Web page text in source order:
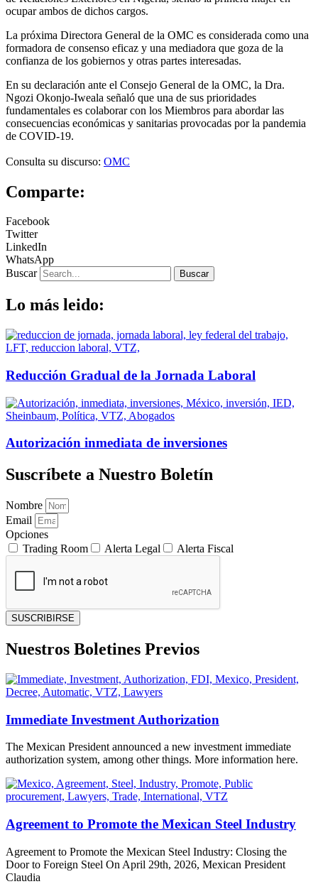
ocupar ambos de dichos cargos.
La próxima Directora General de la OMC es considerada como una
formadora de consenso eficaz y una mediadora que goza de la
confianza de los gobiernos y otras partes interesadas.
En su declaración ante el Consejo General de la OMC, la Dra.
Ngozi Okonjo-Iweala señaló que una de sus prioridades
fundamentales es colaborar con los Miembros para abordar las
consecuencias económicas y sanitarias provocadas por la pandemia
de COVID-19.
Consulta su discurso: OMC
Comparte:
Facebook
Twitter
LinkedIn
WhatsApp
Buscar
Buscar
Lo más leido:
Reducción Gradual de la Jornada Laboral
Autorización inmediata de inversiones
Suscríbete a Nuestro Boletín
Nombre
Email
Opciones
Trading Room
Alerta Legal Alerta Fiscal
SUSCRIBIRSE
Nuestros Boletines Previos
Immediate Investment Authorization
The Mexican President announced a new investment immediate
authorization system, among other things. More information here.
Agreement to Promote the Mexican Steel Industry
Agreement to Promote the Mexican Steel Industry: Closing the
Door to Foreign Steel On April 29th, 2026, Mexican President
Claudia